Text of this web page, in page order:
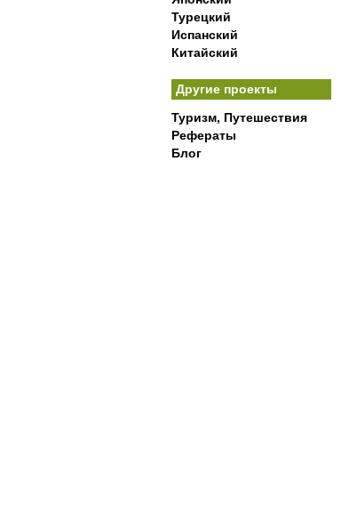
Турецкий
Испанский
Китайский
Другие проекты
Туризм, Путешествия
Рефераты
Блог